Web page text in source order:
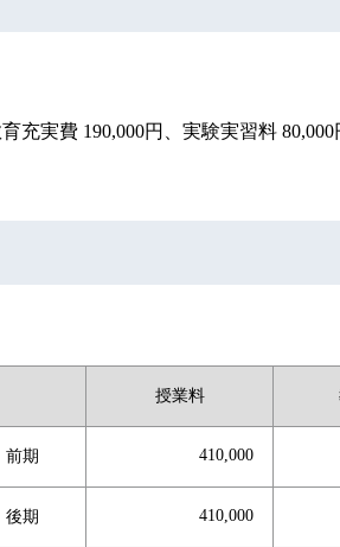
充実費 190,000円、実験実習料 80,000
授業料
前期 410,000
後期 410,000